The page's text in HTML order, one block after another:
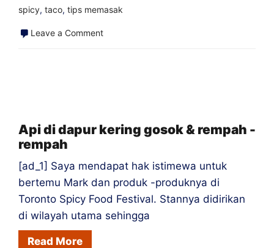
spicy, taco, tips memasak
Leave a Commenton
Lebanon
Api di dapur kering gosok & rempah -
rempah
[ad_1] Saya mendapat hak istimewa untuk
bertemu Mark dan produk -produknya di
Toronto Spicy Food Festival. Stannya didirikan
di wilayah utama sehingga
Read More